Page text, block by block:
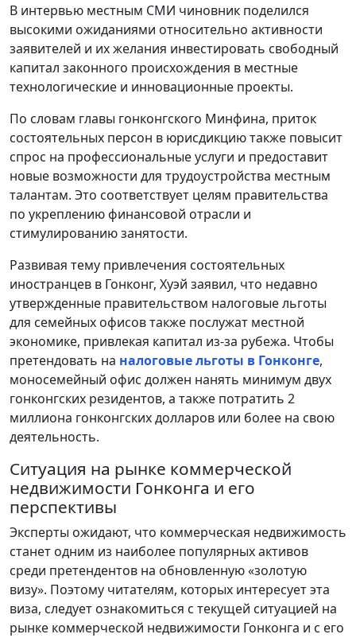
В интервью местным СМИ чиновник поделился
высокими ожиданиями относительно активности
заявителей и их желания инвестировать свободный
капитал законного происхождения в местные
технологические и инновационные проекты.
По словам главы гонконгского Минфина, приток
состоятельных персон в юрисдикцию также повысит
спрос на профессиональные услуги и предоставит
новые возможности для трудоустройства местным
талантам. Это соответствует целям правительства
по укреплению финансовой отрасли и
стимулированию занятости.
Развивая тему привлечения состоятельных
иностранцев в Гонконг, Хуэй заявил, что недавно
утвержденные правительством налоговые льготы
для семейных офисов также послужат местной
экономике, привлекая капитал из-за рубежа. Чтобы
претендовать на налоговые льготы в Гонконге,
моносемейный офис должен нанять минимум двух
гонконгских резидентов, а также потратить 2
миллиона гонконгских долларов или более на свою
деятельность.
Ситуация на рынке коммерческой
недвижимости Гонконга и его
перспективы
Эксперты ожидают, что коммерческая недвижимость
станет одним из наиболее популярных активов
среди претендентов на обновленную «золотую
визу». Поэтому читателям, которых интересует эта
виза, следует ознакомиться с текущей ситуацией на
рынке коммерческой недвижимости Гонконга и с его